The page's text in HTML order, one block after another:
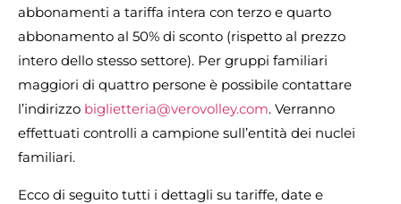
abbonamenti a tariffa intera con terzo e quarto
abbonamento al 50% di sconto (rispetto al prezzo
intero dello stesso settore). Per gruppi familiari
maggiori di quattro persone è possibile contattare
l’indirizzo biglietteria@verovolley.com. Verranno
effettuati controlli a campione sull’entità dei nuclei
familiari.
Ecco di seguito tutti i dettagli su tariffe, date e